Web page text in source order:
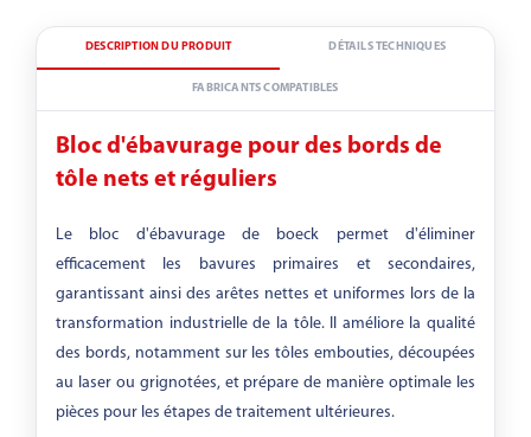
DESCRIPTION DU PRODUIT DÉTAILS TECHNIQUES
FABRICANTS COMPATIBLES
Bloc d'ébavurage pour des bords de
tôle nets et réguliers
Le bloc d'ébavurage de boeck permet d'éliminer
efficacement les bavures primaires et secondaires,
garantissant ainsi des arêtes nettes et uniformes lors de la
transformation industrielle de la tôle. Il améliore la qualité
des bords, notamment sur les tôles embouties, découpées
au laser ou grignotées, et prépare de manière optimale les
pièces pour les étapes de traitement ultérieures.